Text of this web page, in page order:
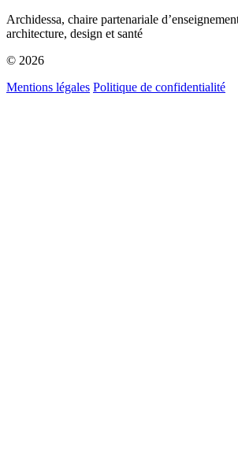
Archidessa, chaire partenariale
architecture, design et santé
© 2026
Mentions légales Politique de confidentialité